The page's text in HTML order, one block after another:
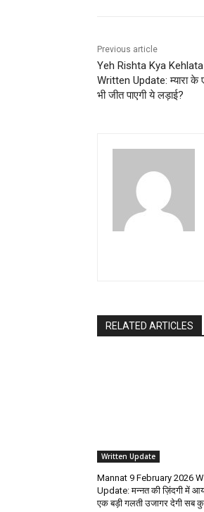
Previous article
Yeh Rishta Kya
Written Update: म्यारा के
भी जीत पाएगी ये लड़ाई?
RELATED ARTICLES
Written Update
Mannat 9 February 2026
Update: मन्नत की ज़िंदगी में
एक बड़ी गलती उजागर देगी सब